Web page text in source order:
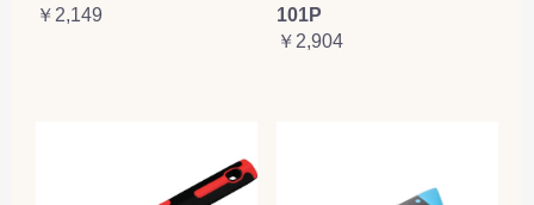
￥2,149
101P
￥2,904